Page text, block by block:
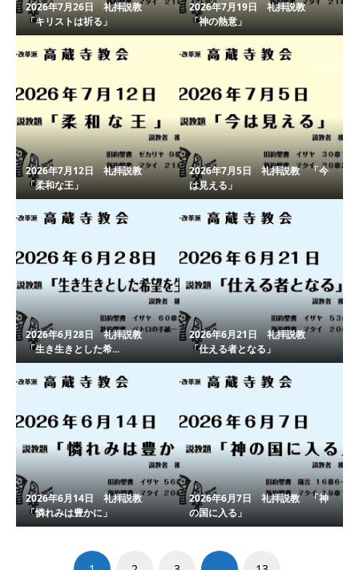
2026年7月26日 礼拝説教
「キリストは祈る」
2026年7月19日 礼拝説教
「神の熱意」
2026年7月12日 礼拝説教
「柔和な王」
2026年7月5日 礼拝説教 「今
は見える」
2026年6月28日 礼拝説教
「生き生きとした希...
2026年6月21日 礼拝説教
「仕える者となる」
2026年6月14日 礼拝説教
「憐れみは豊かに」
2026年6月7日 礼拝説教 「神
の国に入る」